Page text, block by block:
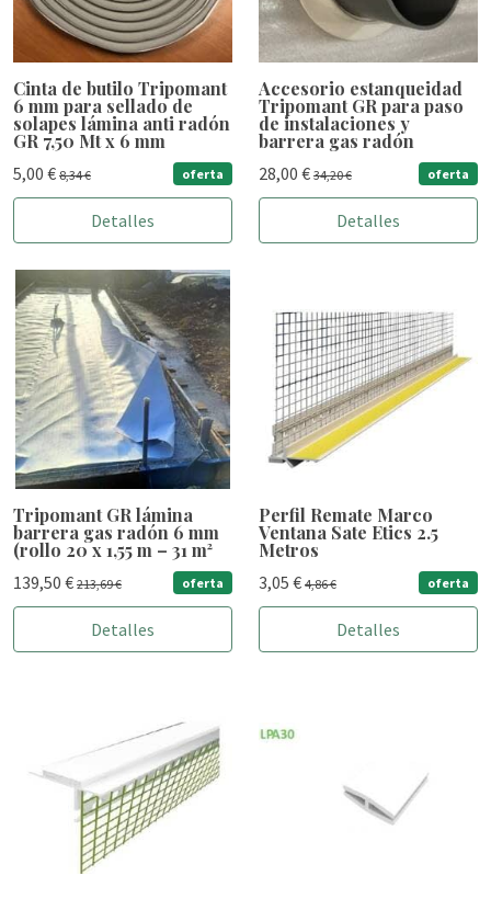
Cinta de butilo Tripomant
6 mm para sellado de
solapes lámina anti radón
GR 7,50 Mt x 6 mm
5,00 € 8,34 € oferta
Detalles
Accesorio estanqueidad
Tripomant GR para paso
de instalaciones y
barrera gas radón
28,00 € 34,20 € oferta
Detalles
Tripomant GR lámina
barrera gas radón 6 mm
(rollo 20 x 1,55 m – 31 m²
139,50 € 213,69 € oferta
Detalles
Perfil Remate Marco
Ventana Sate Etics 2.5
Metros
3,05 € 4,86 € oferta
Detalles